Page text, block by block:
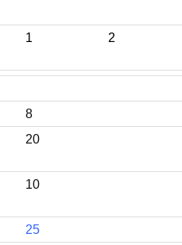
1 2
8
20
10
25